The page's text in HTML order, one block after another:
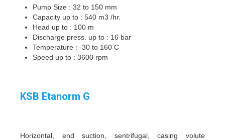
Pump Size : 32 to 150 mm
Capacity up to : 540 m3 /hr.
Head up to : 100 m
Discharge press. up to : 16 bar
Temperature : -30 to 160 C
Speed up to : 3600 rpm
KSB Etanorm G
Horizontal, end suction, sentrifugal, casing volute